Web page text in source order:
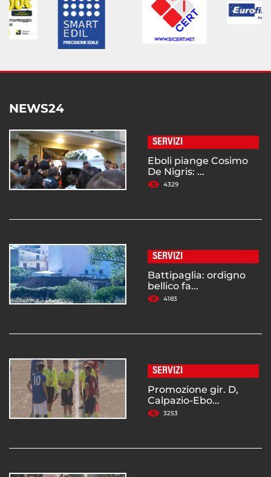
NEWS24
SERVIZI
Eboli piange Cosimo
De Nigris: ...
4329
SERVIZI
Battipaglia: ordigno
bellico fa...
4183
SERVIZI
Promozione gir. D,
Calpazio-Ebo...
3253